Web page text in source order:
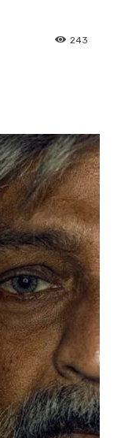
243